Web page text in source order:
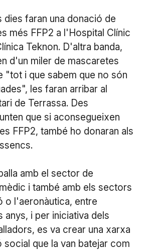
dies faran una donació de
més FFP2 a l'Hospital Clínic
Teknon. D'altra banda,
d'un miler de mascaretes
"tot i que sabem que no són
les faran arribar al
de Terrassa. Des
que si aconsegueixen
FFP2, també ho donaran als
amb el sector de
i també amb els sectors
o l'aeronàutica, entre
anys, i per iniciativa dels
es va crear una xarxa
que la van batejar com